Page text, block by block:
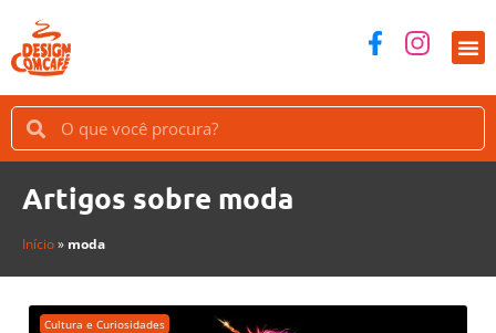
Artigos sobre moda
Início» moda
Cultura e Curiosidades